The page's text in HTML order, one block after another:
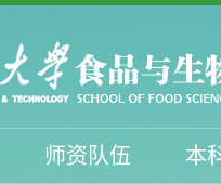
师资队伍 本